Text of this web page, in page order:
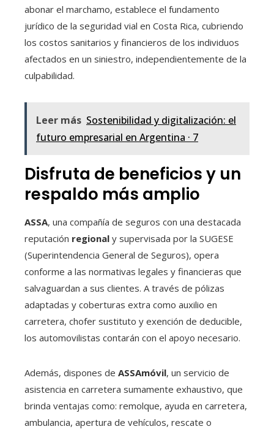
abonar el marchamo, establece el fundamento
jurídico de la seguridad vial en Costa Rica, cubriendo
los costos sanitarios y financieros de los individuos
afectados en un siniestro, independientemente de la
culpabilidad.
Leer más Sostenibilidad y digitalización: el
futuro empresarial en Argentina · 7
Disfruta de beneficios y un
respaldo más amplio
ASSA, una compañía de seguros con una destacada
reputación regional y supervisada por la SUGESE
(Superintendencia General de Seguros), opera
conforme a las normativas legales y financieras que
salvaguardan a sus clientes. A través de pólizas
adaptadas y coberturas extra como auxilio en
carretera, chofer sustituto y exención de deducible,
los automovilistas contarán con el apoyo necesario.
Además, dispones de ASSAmóvil, un servicio de
asistencia en carretera sumamente exhaustivo, que
brinda ventajas como: remolque, ayuda en carretera,
ambulancia, apertura de vehículos, rescate o